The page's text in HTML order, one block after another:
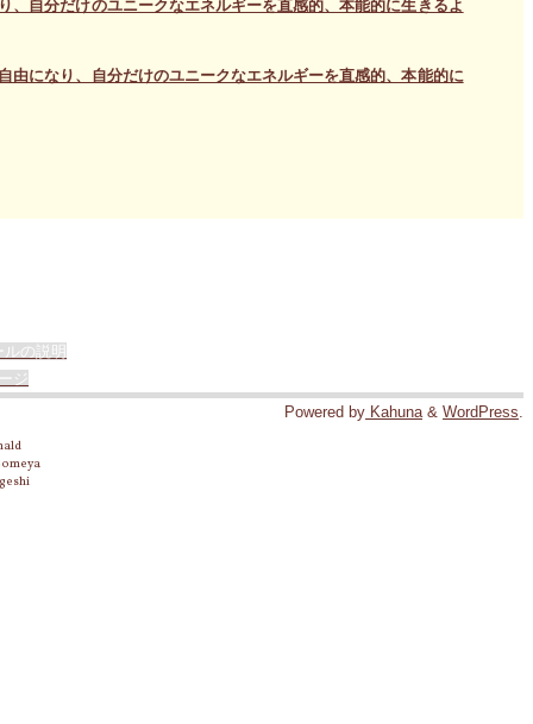
自分だけのユニークなエネルギーを直感的、本能的に生きるよ
になり、自分だけのユニークなエネルギーを直感的、本能的に
の説明
ジ
Powered by Kahuna & WordPress